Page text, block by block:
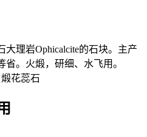
大理岩Ophicalcite的石块。主产
。火煅，研细、水飞用。
花蕊石